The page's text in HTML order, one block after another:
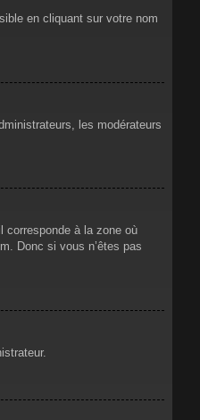
en cliquant sur votre nom
les modérateurs
corresponde à la zone où
Donc si vous n’êtes pas